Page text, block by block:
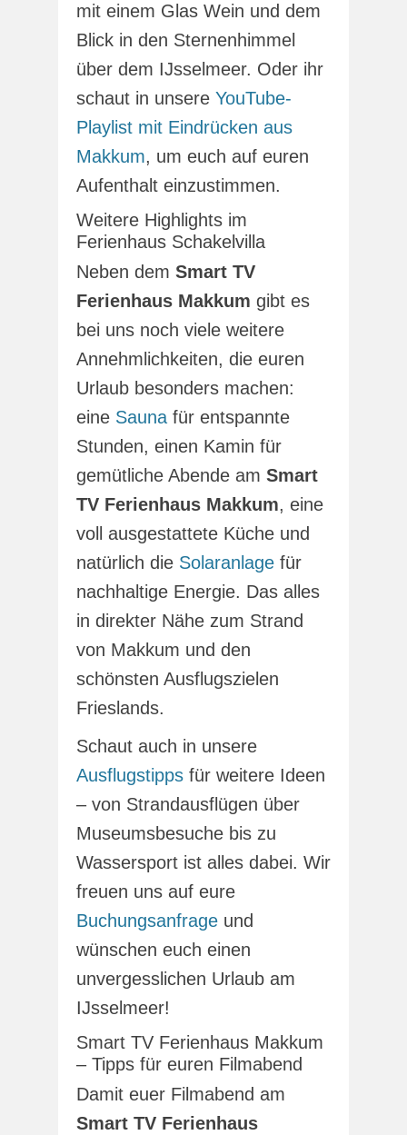
mit einem Glas Wein und dem
Blick in den Sternenhimmel
über dem IJsselmeer. Oder ihr
schaut in unsere YouTube-
Playlist mit Eindrücken aus
Makkum, um euch auf euren
Aufenthalt einzustimmen.
Weitere Highlights im
Ferienhaus Schakelvilla
Neben dem Smart TV
Ferienhaus Makkum gibt es
bei uns noch viele weitere
Annehmlichkeiten, die euren
Urlaub besonders machen:
eine Saunafür entspannte
Stunden, einen Kamin für
gemütliche Abende am Smart
TV Ferienhaus Makkum, eine
voll ausgestattete Küche und
natürlich die Solaranlage für
nachhaltige Energie. Das alles
in direkter Nähe zum Strand
von Makkum und den
schönsten Ausflugszielen
Frieslands.
Schaut auch in unsere
Ausflugstipps für weitere Ideen
– von Strandausflügen über
Museumsbesuche bis zu
Wassersport ist alles dabei. Wir
freuen uns auf eure
Buchungsanfrage und
wünschen euch einen
unvergesslichen Urlaub am
IJsselmeer!
Smart TV Ferienhaus Makkum
– Tipps für euren Filmabend
Damit euer Filmabend am
Smart TV Ferienhaus